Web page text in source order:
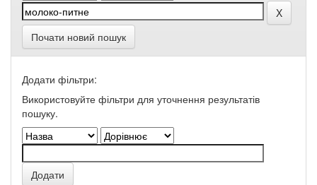
Почати новий пошук
Додати фільтри:
Використовуйте фільтри для уточнення результатів
пошуку.